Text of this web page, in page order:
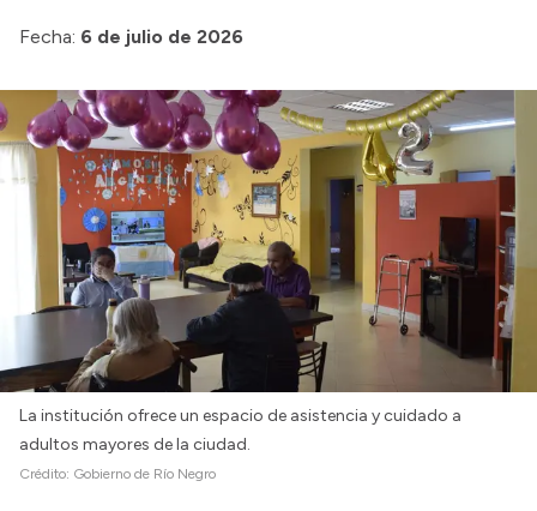
Login
Fecha: 6 de julio de 2026
La institución ofrece un espacio de asistencia y cuidado a
adultos mayores de la ciudad.
Crédito: Gobierno de Río Negro